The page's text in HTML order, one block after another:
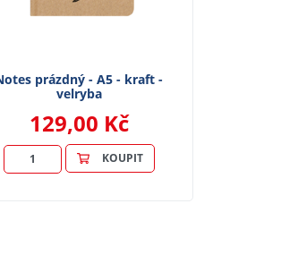
prázdný - A5 - kraft -
velryba
129,00 Kč
KOUPIT